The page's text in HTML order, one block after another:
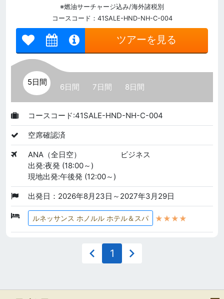
※燃油サーチャージ込み/海外諸税別
コースコード：41SALE-HND-NH-C-004
ツアーを見る
5日間
6日間 7日間 8日間
コースコード:41SALE-HND-NH-C-004
空席確認済
ANA（全日空）
ビジネス
出発:夜発 (18:00～)
現地出発:午後発 (12:00～)
出発日：2026年8月23日～2027年3月29日
ルネッサンス ホノルル ホテル＆スパ ★★★★
1